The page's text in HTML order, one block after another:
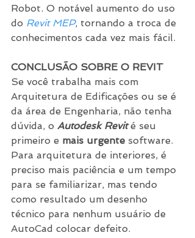
Robot. O notável aumento do uso
do Revit MEP, tornando a troca de
conhecimentos cada vez mais fácil.
CONCLUSÃO SOBRE O REVIT
Se você trabalha mais com
Arquitetura de Edificações ou se é
da área de Engenharia, não tenha
dúvida, o Autodesk Revit é seu
primeiro e mais urgente software.
Para arquitetura de interiores, é
preciso mais paciência e um tempo
para se familiarizar, mas tendo
como resultado um desenho
técnico para nenhum usuário de
AutoCad colocar defeito.